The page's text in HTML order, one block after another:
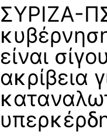
ΣΥΡΙΖΑ-
είναι
ακρίβεια